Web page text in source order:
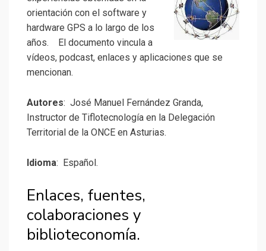
orientación con el software y
hardware GPS a lo largo de los
años. El documento vincula a
vídeos, podcast, enlaces y aplicaciones que se
mencionan.
Autores: José Manuel Fernández Granda,
Instructor de Tiflotecnología en la Delegación
Territorial de la ONCE en Asturias.
Idioma: Español.
Enlaces, fuentes,
colaboraciones y
biblioteconomía.